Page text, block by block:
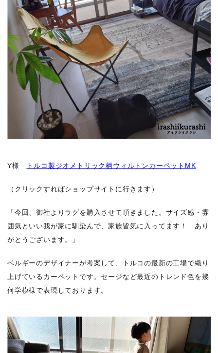
Y様 トルコ製ジオメトリック柄ウィルトンカーペットMK
（クリックすればショップサイトに行きます）
「今回、御社よりラグを購入させて頂きました。サイズ感・雰
囲気といい我が家に馴染んで、家族皆気に入ってます！ あり
がとうございます。」
ベルギーのデザイナーが考案して、トルコの最新の工場で織り
上げているカーペットです。セージなど最近のトレンド色を幾
何学模様で表現しております。